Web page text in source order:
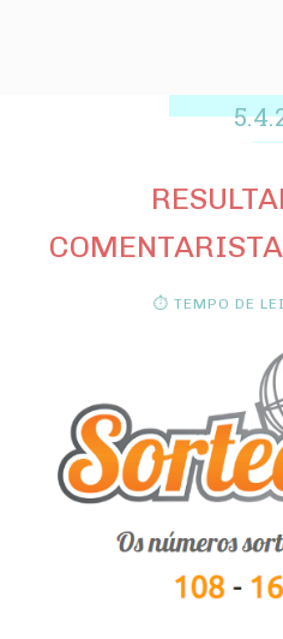
⏱ TEMPO DE